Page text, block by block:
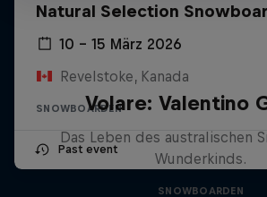
Natural Selection
10 – 15 März 2026
Revelstoke, Kanada
SNOWBOARDEN
Past event
Volare: Valentino
Das Leben des australischen
Wunderkinds.
SNOWBOARDEN